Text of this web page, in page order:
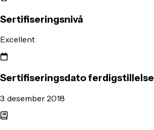
Sertifiseringsnivå
Excellent
Sertifiseringsdato ferdigstillelse
3. desember 2018